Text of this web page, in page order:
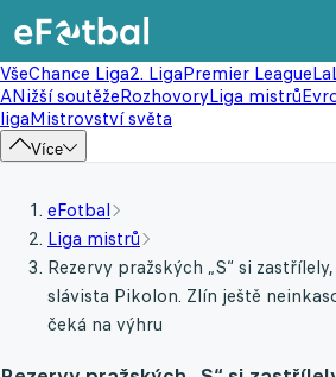
VšeChance Liga2. LigaPremier League
ANižší soutěžeRozhovoryLiga mistrů
ligaMistrovství světa
Více
eFotbal
Liga mistrů
Rezervy pražských „S“ si
slávista Pikolon. Zlín ještě
čeká na výhru